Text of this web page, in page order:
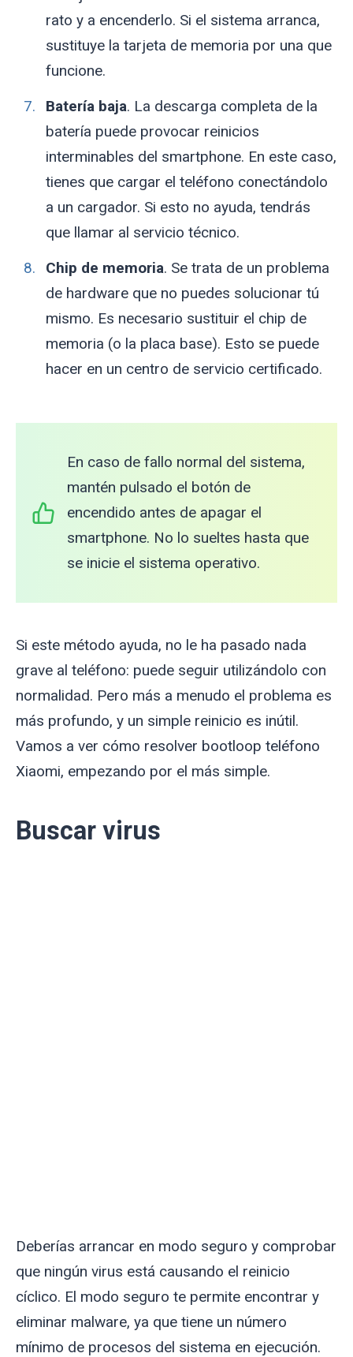
rato y a encenderlo. Si el sistema arranca,
sustituye la tarjeta de memoria por una que
funcione.
Batería baja. La descarga completa de la
batería puede provocar reinicios
interminables del smartphone. En este caso,
tienes que cargar el teléfono conectándolo
a un cargador. Si esto no ayuda, tendrás
que llamar al servicio técnico.
Chip de memoria. Se trata de un problema
de hardware que no puedes solucionar tú
mismo. Es necesario sustituir el chip de
memoria (o la placa base). Esto se puede
hacer en un centro de servicio certificado.
En caso de fallo normal del sistema,
mantén pulsado el botón de
encendido antes de apagar el
smartphone. No lo sueltes hasta que
se inicie el sistema operativo.
Si este método ayuda, no le ha pasado nada
grave al teléfono: puede seguir utilizándolo con
normalidad. Pero más a menudo el problema es
más profundo, y un simple reinicio es inútil.
Vamos a ver cómo resolver bootloop teléfono
Xiaomi, empezando por el más simple.
Buscar virus
Deberías arrancar en modo seguro y comprobar
que ningún virus está causando el reinicio
cíclico. El modo seguro te permite encontrar y
eliminar malware, ya que tiene un número
mínimo de procesos del sistema en ejecución.